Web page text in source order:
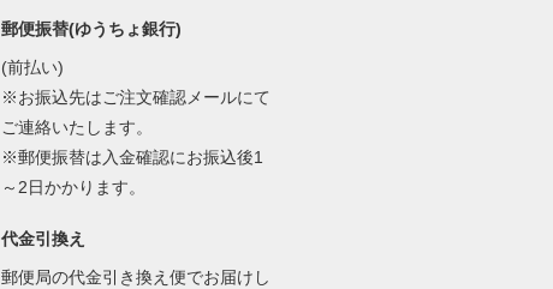
郵便振替(ゆうちょ銀行)
(前払い)
※お振込先はご注文確認メールにて
ご連絡いたします。
※郵便振替は入金確認にお振込後1
～2日かかります。
代金引換え
郵便局の代金引き換え便でお届けし